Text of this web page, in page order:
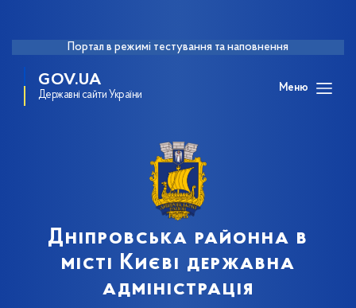
Портал в режимі тестування та наповнення
GOV.UA
Державні сайти України
Меню
Дніпровська районна в
місті Києві державна
адміністрація